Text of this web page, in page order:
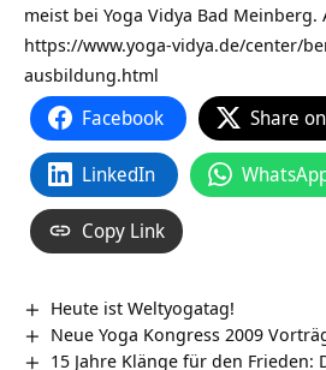
meist bei Yoga Vidya Bad
https://www.yoga-vidya.de/center/
ausbildung.html
Facebook Share
LinkedIn
Copy Link
Heute ist Weltyogatag!
Neue Yoga Kongress 2009
15 Jahre Klänge für den Frieden: